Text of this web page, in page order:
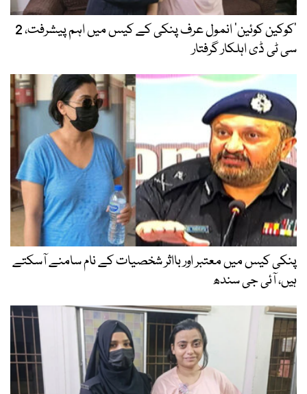
’کوکین کوئین‘ انمول عرف پنکی کے کیس میں اہم پیشرفت، 2
سی ٹی ڈی اہلکار گرفتار
پنکی کیس میں معتبر اور بااثر شخصیات کے نام سامنے آسکتے
ہیں، آئی جی سندھ